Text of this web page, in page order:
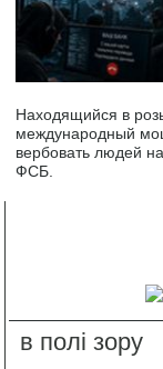
Находящийся в
международный
вербовать людей
ФСБ.
в полі зору